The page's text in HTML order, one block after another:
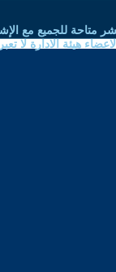
متاحة للجميع مع
هيئة الادارة لا